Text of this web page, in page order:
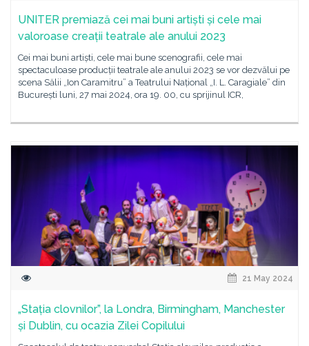
UNITER premiază cei mai buni artiști și cele mai
valoroase creații teatrale ale anului 2023
Cei mai buni artiști, cele mai bune scenografii, cele mai
spectaculoase producții teatrale ale anului 2023 se vor dezvălui pe
scena Sălii „Ion Caramitru” a Teatrului Național „I. L. Caragiale” din
București luni, 27 mai 2024, ora 19. 00, cu sprijinul ICR,
21 May 2024
„Stația clovnilor”, la Londra, Birmingham, Manchester
și Dublin, cu ocazia Zilei Copilului